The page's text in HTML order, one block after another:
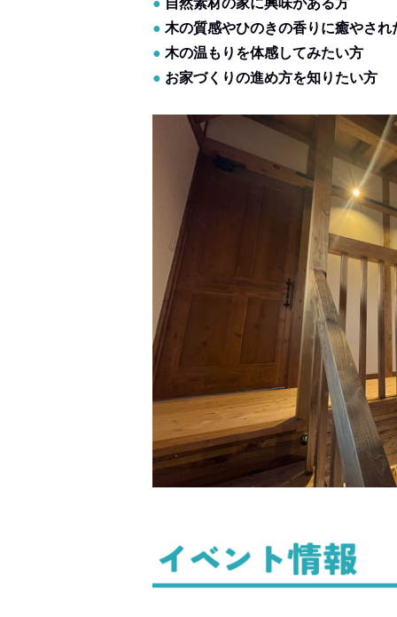
● 木の質感やひのきの香りに癒やされ
● 木の温もりを体感してみたい方
● お家づくりの進め方を知りたい方